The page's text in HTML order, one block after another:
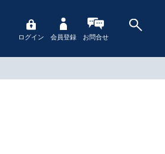
ログイン 会員登録 お問合せ